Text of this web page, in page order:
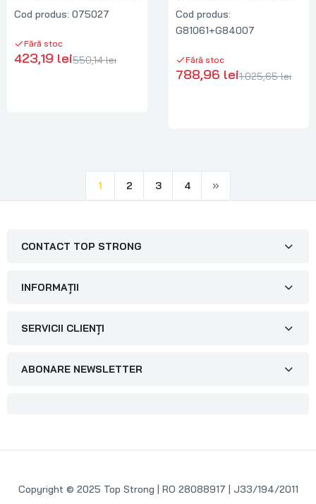
075027
Cod produs: 075027
Fără stoc
423,19 lei550,14 lei
cp, 8 accesorii +
Prasitoare 32cm
Cod produs:
G81061+G84007
Fără stoc
788,96 lei1.025,65 lei
1 2 3 4
CONTACT TOP STRONG
INFORMAȚII
SERVICII CLIENȚI
ABONARE NEWSLETTER
Copyright © 2025 Top Strong | RO 28088917 | J33/194/2011